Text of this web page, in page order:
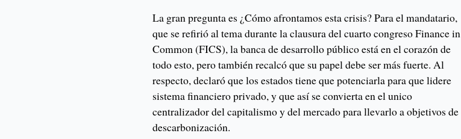
La gran pregunta es ¿Cómo afrontamos esta crisis? Para el mandatario,
que se refirió al tema durante la clausura del cuarto congreso Finance in
Common (FICS), la banca de desarrollo público está en el corazón de
todo esto, pero también recalcó que su papel debe ser más fuerte. Al
respecto, declaró que los estados tiene que potenciarla para que lidere
sistema financiero privado, y que así se convierta en el unico
centralizador del capitalismo y del mercado para llevarlo a objetivos de
descarbonización.